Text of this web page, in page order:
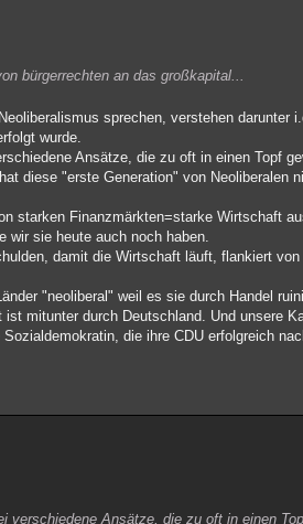
bürgerrechten an das großkapital...
sprechen, verstehen darunter
wurde.
Ansätze, die zu oft in einen Topf
diese "erste Generation" von Neoliberalen
starken Finanzmärkten=starke Wirtschaft
wir sie heute auch noch haben.
damit die Wirtschaft läuft, flankiert
"neoliberal" weil es sie durch Handel
mitunter durch Deutschland. Und unsere
die ihre CDU erfolgreich
Ansätze, die zu oft in einen